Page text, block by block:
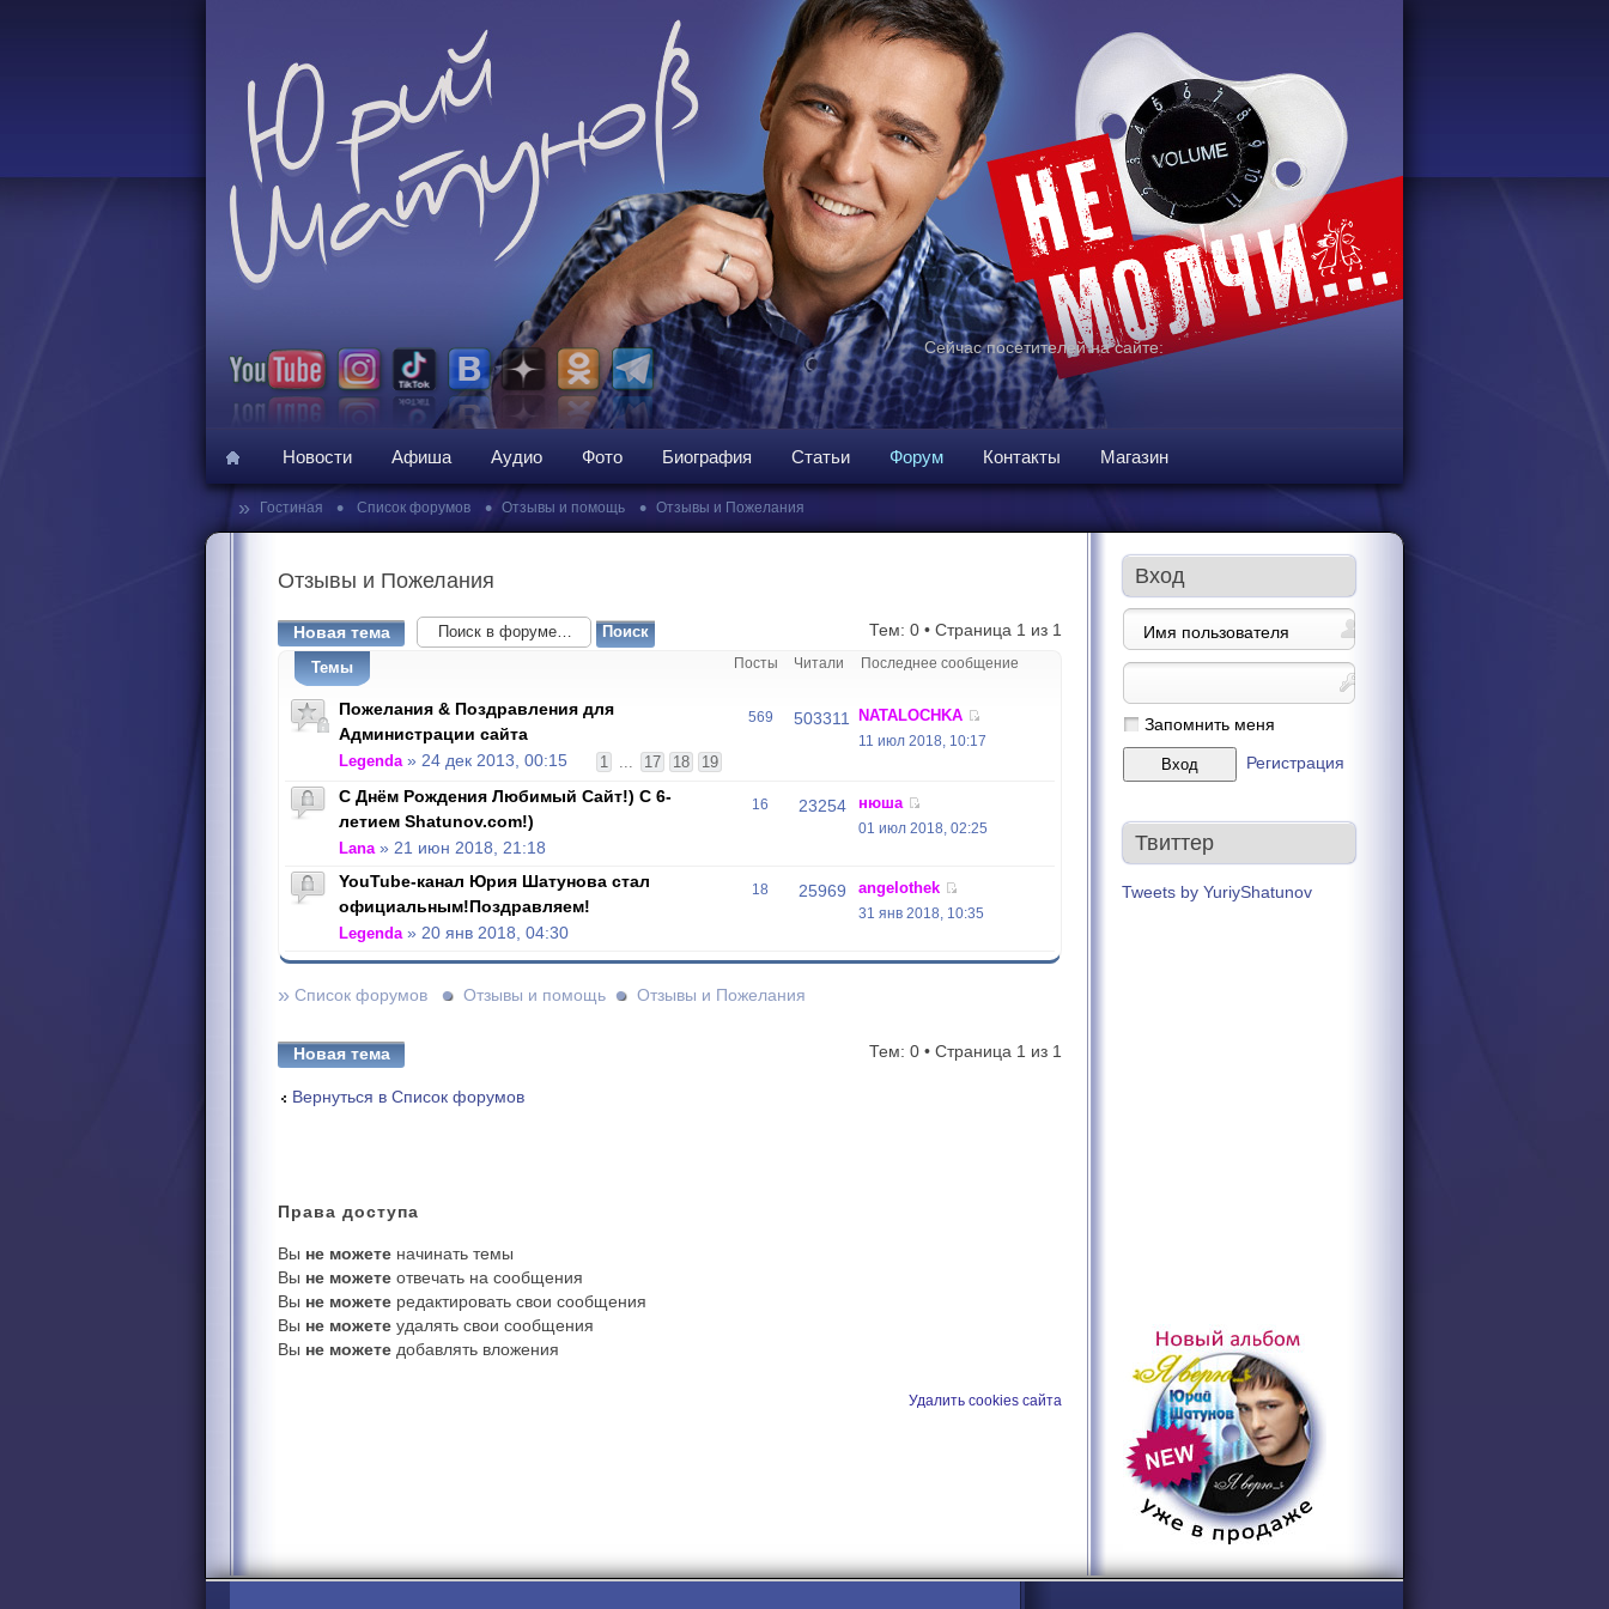
Сейчас посетителей на сайте:
Новости Афиша Аудио Фото Биография Статьи Форум Контакты Магазин
» Гостиная • Список форумов • Отзывы и помощь • Отзывы и Пожелания
Отзывы и Пожелания
Новая тема Тем: 0 • Страница 1 из 1
Темы Посты Читали Последнее сообщение
Пожелания & Поздравления для
Администрации сайта
1 ... 17 18 19
Legenda» 24 дек 2013, 00:15
569 503311 NATALOCHKA
11 июл 2018, 10:17
С Днём Рождения Любимый Сайт!) С 6-
летием Shatunov.com!)
Lana» 21 июн 2018, 21:18
16 23254 нюша
01 июл 2018, 02:25
YouTube-канал Юрия Шатунова стал
официальным!Поздравляем!
Legenda» 20 янв 2018, 04:30
18 25969 angelothek
31 янв 2018, 10:35
» Список форумов Отзывы и помощь Отзывы и Пожелания
Новая тема Тем: 0 • Страница 1 из 1
Вернуться в Список форумов
Права доступа
Вы не можете начинать темы
Вы не можете отвечать на сообщения
Вы не можете редактировать свои сообщения
Вы не можете удалять свои сообщения
Вы не можете добавлять вложения
Удалить cookies сайта
Вход
Запомнить меня
Регистрация
Твиттер
Tweets by YuriyShatunov